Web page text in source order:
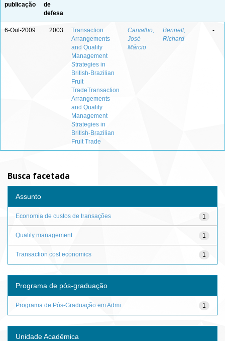
publicação
de
defesa
6-Out-2009 2003
Transaction
Arrangements
and Quality
Management
Strategies in
British-Brazilian
Fruit
TradeTransaction
Arrangements
and Quality
Management
Strategies in
British-Brazilian
Fruit Trade
Carvalho,
José
Márcio
Bennett,
Richard
-
Busca facetada
Assunto
1
Economia de custos de transações
1
Quality management
1
Transaction cost economics
Programa de pós-graduação
1
Programa de Pós-Graduação em Admi...
Unidade Acadêmica